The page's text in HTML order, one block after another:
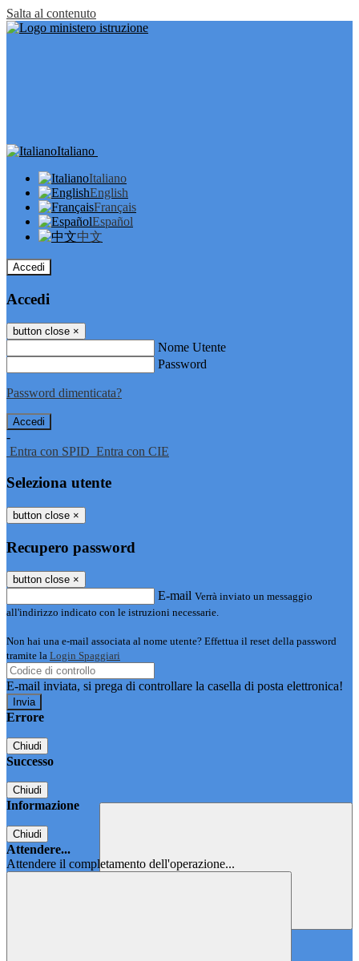
Salta al contenuto
Italiano
Italiano
English
Français
Español
中文
Accedi
Accedi
button close ×
Nome Utente
Password
Password dimenticata?
-
Entra con SPID Entra con CIE
Seleziona utente
button close ×
Recupero password
button close ×
E-mail Verrà inviato un messaggio
all'indirizzo indicato con le istruzioni necessarie.
Non hai una e-mail associata al nome utente? Effettua il reset della password
tramite la Login Spaggiari
E-mail inviata, si prega di controllare la casella di posta elettronica!
Errore
Chiudi
Successo
Chiudi
Informazione
Chiudi
Attendere...
Attendere il completamento dell'operazione...